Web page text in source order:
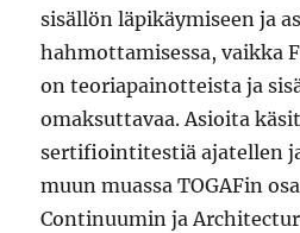
sisällön läpikäymiseen ja
hahmottamisessa, vaikka
on teoriapainotteista ja
omaksuttavaa. Asioita
sertifiointitestiä ajatellen
muun muassa TOGAFin
Continuumin ja